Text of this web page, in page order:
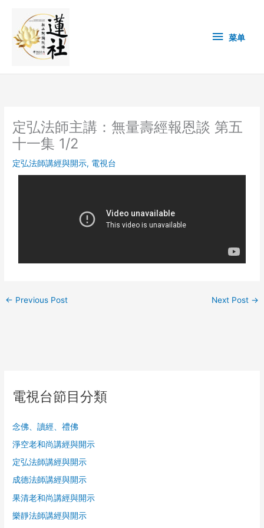
content
单 菜单
定弘法師主講：無量壽經報恩談 第五
十一集 1/2
定弘法師講經與開示, 電視台
← Previous Post Next Post →
電視台節目分類
念佛、讀經、禮佛
淨空老和尚講經與開示
定弘法師講經與開示
成德法師講經與開示
果清老和尚講經與開示
樂靜法師講經與開示